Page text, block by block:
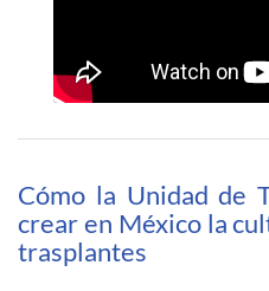
Cómo la Unidad de
crear en México la
trasplantes